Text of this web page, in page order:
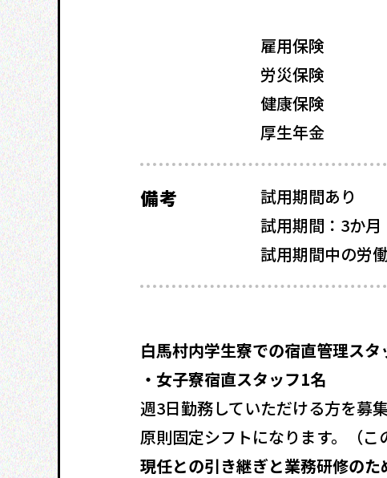
雇用保険
労災保険
健康保険
厚生年金
備考
試用期間あり
試用期間：3か月
試用期間中の労
白馬村内学生寮での宿直管理スタ
・女子寮宿直スタッフ1名
週3日勤務していただける方を募集
原則固定シフトになります。（こ
現任との引き継ぎと業務研修のた